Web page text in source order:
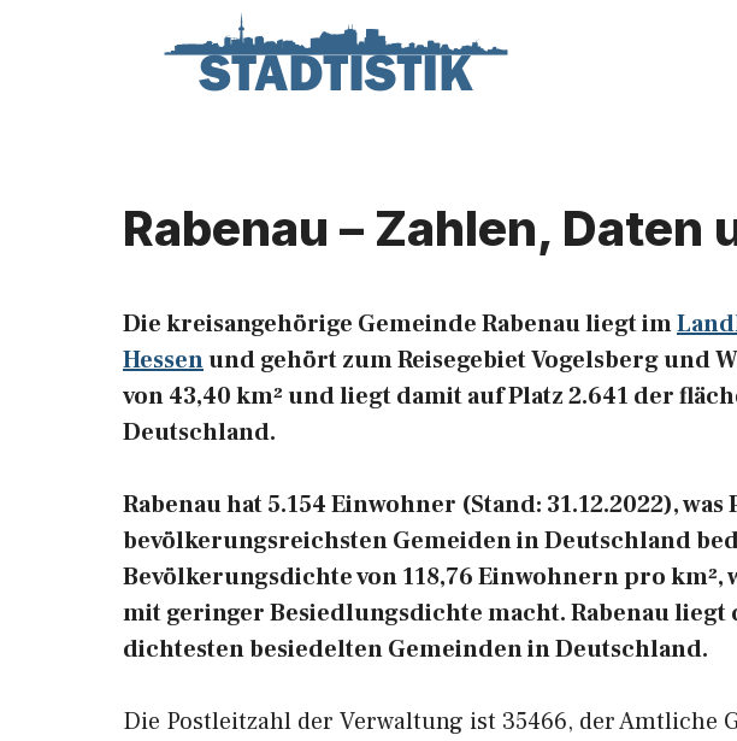
Rabenau – Zahlen, Daten
Die kreisangehörige Gemeinde Rabenau liegt im
Hessenund gehört zum Reisegebiet Vogelsberg und
von 43,40 km² und liegt damit auf Platz 2.641 der
Deutschland.
Rabenau hat 5.154 Einwohner (Stand: 31.12.2022),
bevölkerungsreichsten Gemeiden in Deutschland
Bevölkerungsdichte von 118,76 Einwohnern pro km²,
mit geringer Besiedlungsdichte macht. Rabenau liegt
dichtesten besiedelten Gemeinden in Deutschland.
Die Postleitzahl der Verwaltung ist 35466, der Amtliche